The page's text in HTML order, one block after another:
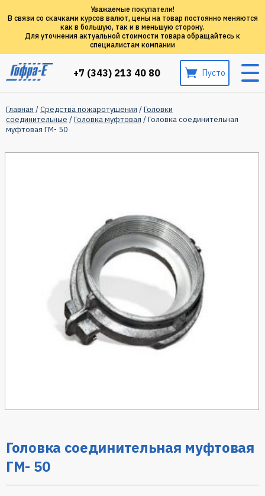
Уважаемые покупатели!
В связи со скачками курсов валют, цены на товар постоянно меняются
как в большую, так и в меньшую сторону.
Для уточнения актуальной стоимости товара обращайтесь к
специалистам компании
+7 (343) 213 40 80 Пусто
Главная /Средства пожаротушения /Головки
соединительные /Головка муфтовая / Головка соединительная
муфтовая ГМ- 50
Головка соединительная муфтовая
ГМ- 50